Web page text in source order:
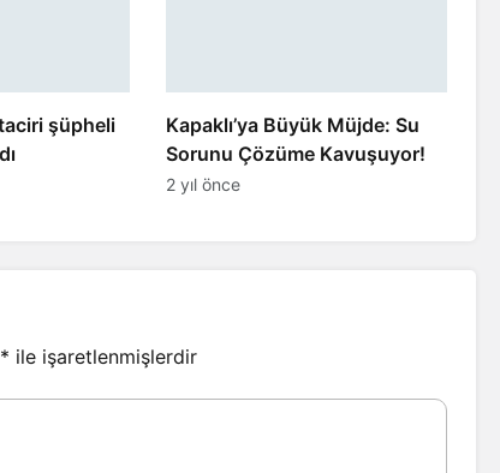
taciri şüpheli
Kapaklı’ya Büyük Müjde: Su
Sorunu Çözüme Kavuşuyor!
2 yıl önce
* ile işaretlenmişlerdir